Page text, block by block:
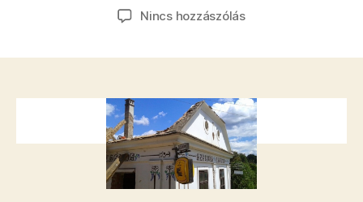
dátuma
Nincs hozzászólása(z)
első
helyreigazítás
magyar
Tumblr-
blogon
bejegyzéshez